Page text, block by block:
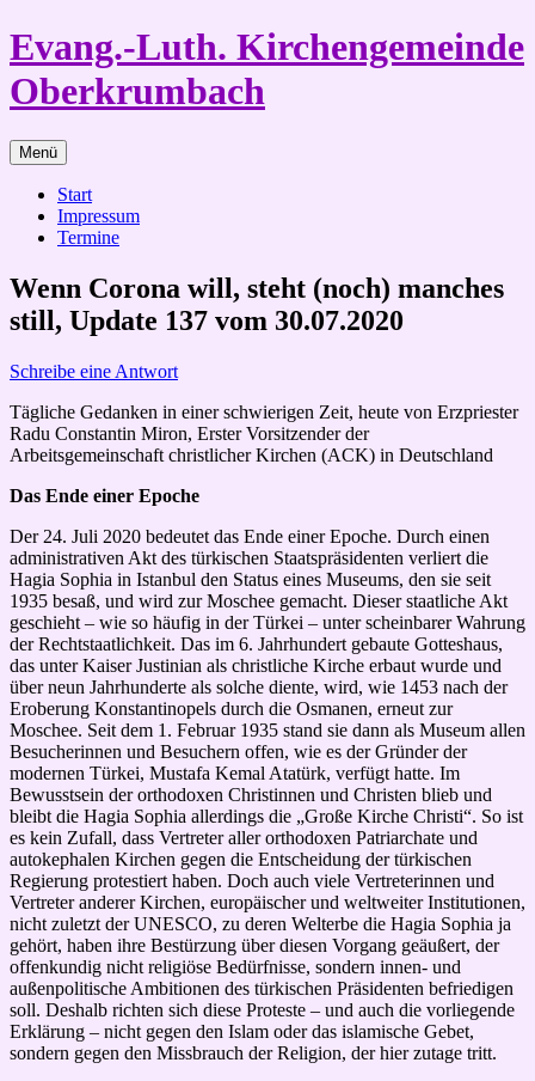
Zum
Inhalt
springen
Evang.-Luth. Kirchengemeinde
Oberkrumbach
Menü
Start
Impressum
Termine
Wenn Corona will, steht (noch) manches
still, Update 137 vom 30.07.2020
Schreibe eine Antwort
Tägliche Gedanken in einer schwierigen Zeit, heute von Erzpriester
Radu Constantin Miron, Erster Vorsitzender der
Arbeitsgemeinschaft christlicher Kirchen (ACK) in Deutschland
Das Ende einer Epoche
Der 24. Juli 2020 bedeutet das Ende einer Epoche. Durch einen
administrativen Akt des türkischen Staatspräsidenten verliert die
Hagia Sophia in Istanbul den Status eines Museums, den sie seit
1935 besaß, und wird zur Moschee gemacht. Dieser staatliche Akt
geschieht – wie so häufig in der Türkei – unter scheinbarer Wahrung
der Rechtstaatlichkeit. Das im 6. Jahrhundert gebaute Gotteshaus,
das unter Kaiser Justinian als christliche Kirche erbaut wurde und
über neun Jahrhunderte als solche diente, wird, wie 1453 nach der
Eroberung Konstantinopels durch die Osmanen, erneut zur
Moschee. Seit dem 1. Februar 1935 stand sie dann als Museum allen
Besucherinnen und Besuchern offen, wie es der Gründer der
modernen Türkei, Mustafa Kemal Atatürk, verfügt hatte. Im
Bewusstsein der orthodoxen Christinnen und Christen blieb und
bleibt die Hagia Sophia allerdings die „Große Kirche Christi“. So ist
es kein Zufall, dass Vertreter aller orthodoxen Patriarchate und
autokephalen Kirchen gegen die Entscheidung der türkischen
Regierung protestiert haben. Doch auch viele Vertreterinnen und
Vertreter anderer Kirchen, europäischer und weltweiter Institutionen,
nicht zuletzt der UNESCO, zu deren Welterbe die Hagia Sophia ja
gehört, haben ihre Bestürzung über diesen Vorgang geäußert, der
offenkundig nicht religiöse Bedürfnisse, sondern innen- und
außenpolitische Ambitionen des türkischen Präsidenten befriedigen
soll. Deshalb richten sich diese Proteste – und auch die vorliegende
Erklärung – nicht gegen den Islam oder das islamische Gebet,
sondern gegen den Missbrauch der Religion, der hier zutage tritt.